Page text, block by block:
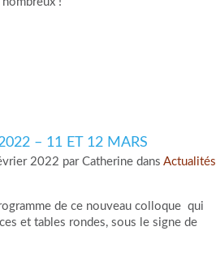
– 11 ET 12 MARS
2022 par Catherine dans Actualités
de ce nouveau colloque qui
et tables rondes, sous le signe de